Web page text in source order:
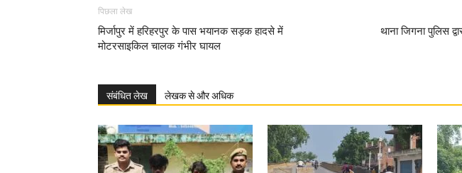
पिछला लेख
मिर्जापुर में हरिहरपुर के पास भयानक सड़क हादसे में
मोटरसाइकिल चालक गंभीर घायल
थाना जिगना पुलिस
संबंधित लेख लेखक से और अधिक